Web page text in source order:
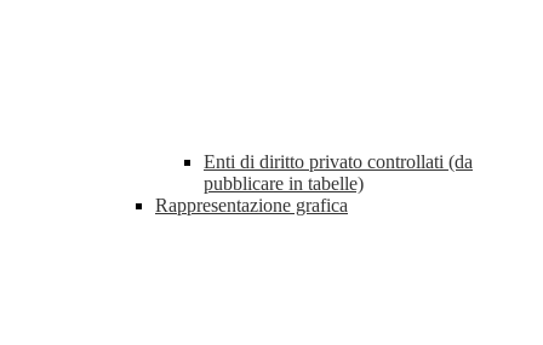
Enti di diritto privato controllati (da
pubblicare in tabelle)
Rappresentazione grafica